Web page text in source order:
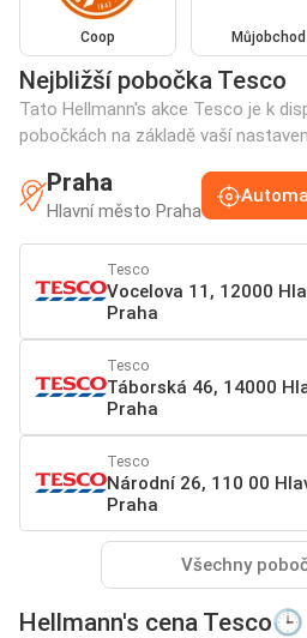
Coop Můjobchod
Nejbližší pobočka Tesco
Tato Hellmann's akce Tesco je k
pobočkách na základě vaší
Praha
Hlavní město Praha
Tesco
Vocelova 11, 12000
Praha
Tesco
Táborská 46, 14000
Praha
Tesco
Národní 26, 110 00
Praha
Všechny
Hellmann's cena Tesco🕒